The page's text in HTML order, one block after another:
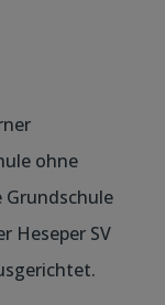
ohne
Grundschule
Heseper SV